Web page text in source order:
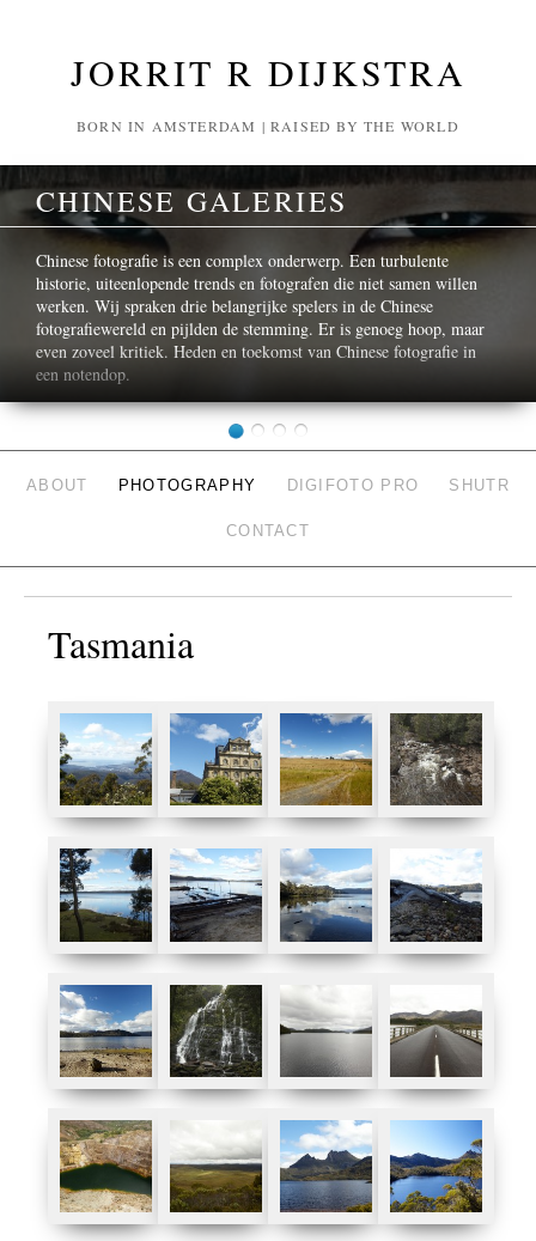
JORRIT R DIJKSTRA
BORN IN AMSTERDAM | RAISED BY THE WORLD
CHINESE GALERIES
Chinese fotografie is een complex onderwerp. Een turbulente
historie, uiteenlopende trends en fotografen die niet samen willen
werken. Wij spraken drie belangrijke spelers in de Chinese
fotografiewereld en pijlden de stemming. Er is genoeg hoop, maar
even zoveel kritiek. Heden en toekomst van Chinese fotografie in
een notendop.
ABOUT PHOTOGRAPHY DIGIFOTO PRO SHUTR
CONTACT
Tasmania